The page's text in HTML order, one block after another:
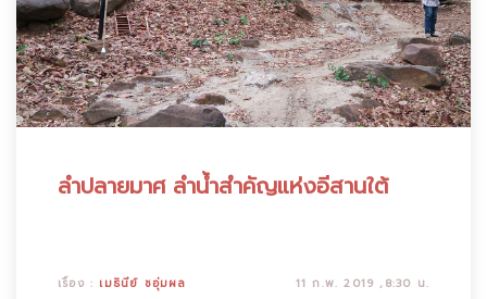
ลำปลายมาศ ลำน้ำสำคัญแห่งอีสานใต้
เรื่อง : เมธินีย์ ชอุ่มผล 11 ก.พ. 2019 ,8:30 น.